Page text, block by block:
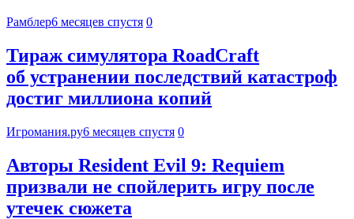
Рамблер6 месяцев спустя 0
Тираж симулятора RoadCraft
об устранении последствий катастроф
достиг миллиона копий
Игромания.ру6 месяцев спустя 0
Авторы Resident Evil 9: Requiem
призвали не спойлерить игру после
утечек сюжета